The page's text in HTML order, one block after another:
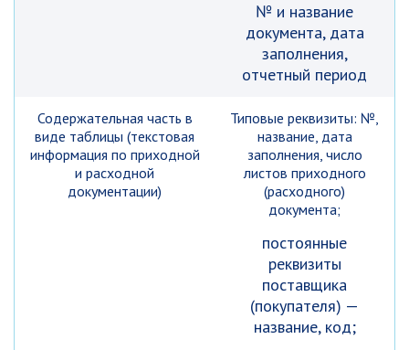
№ и название
документа, дата
заполнения,
отчетный период
Содержательная часть в
виде таблицы (текстовая
информация по приходной
и расходной
документации)
Типовые реквизиты: №,
название, дата
заполнения, число
листов приходного
(расходного)
документа;
постоянные
реквизиты
поставщика
(покупателя) —
название, код;